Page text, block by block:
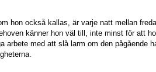
hon också kallas, är varje natt mellan
känner hon väl till, inte minst för att
med att slå larm om den pågående